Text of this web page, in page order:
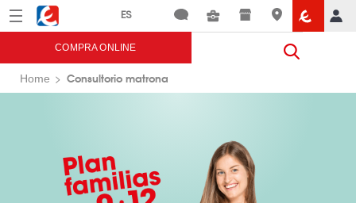
Menú Eroski
COMPRA ONLINE
Home Consultorio matrona